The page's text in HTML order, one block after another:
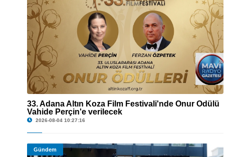
© 33. Adana Altın Koza Film Festivali'nde Onur Ödülü Vahide Perçin'e verilecek
33. Adana Altın Koza Film Festivali'nde Onur Ödülü
Vahide Perçin'e verilecek
2026-08-04 10:27:16
Gündem